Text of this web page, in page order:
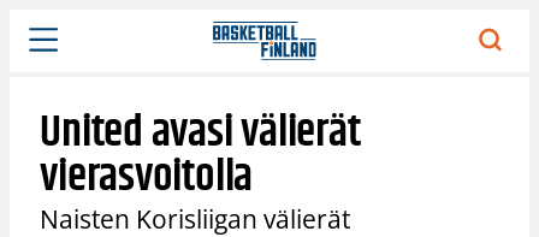
Siirry
sisältöön
United avasi välierät
vierasvoitolla
Naisten Korisliigan välierät